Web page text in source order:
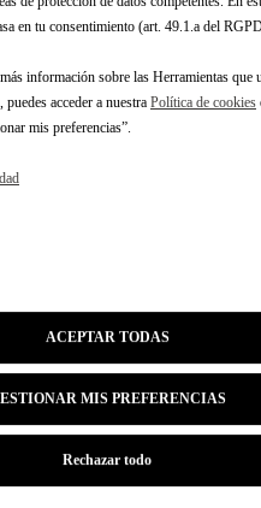
dsautomobiles.es
en tu consentimiento (art. 49.1.a del
información sobre las Herramientas que
acceder a nuestra Política de cookies
mis preferencias”.
GESTIONAR MIS PREFERENCIAS
ACEPTAR TODAS
Rechazar todo